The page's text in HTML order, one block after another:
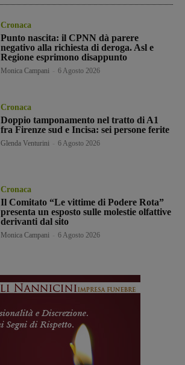
Cronaca
Punto nascita: il CPNN dà parere
negativo alla richiesta di deroga. Asl e
Regione esprimono disappunto
Monica Campani 6 Agosto 2026
Cronaca
Doppio tamponamento nel tratto di A1
fra Firenze sud e Incisa: sei persone ferite
Glenda Venturini 6 Agosto 2026
Cronaca
Il Comitato “Le vittime di Podere Rota”
presenta un esposto sulle molestie olfattive
derivanti dal sito
Monica Campani 6 Agosto 2026